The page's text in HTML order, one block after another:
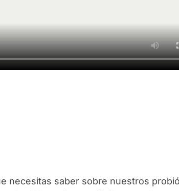
necesitas saber sobre nuestros